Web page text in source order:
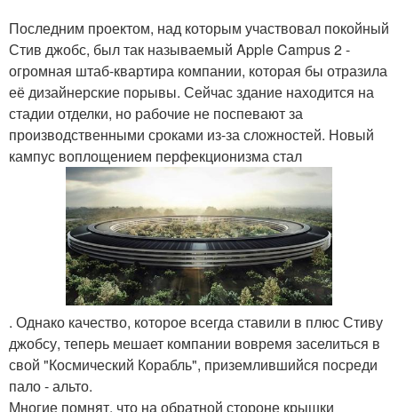
Последним проектом, над которым участвовал покойный
Стив джобс, был так называемый Apple Campus 2 -
огромная штаб-квартира компании, которая бы отразила
её дизайнерские порывы. Сейчас здание находится на
стадии отделки, но рабочие не поспевают за
производственными сроками из-за сложностей. Новый
кампус воплощением перфекционизма стал
. Однако качество, которое всегда ставили в плюс Стиву
джобсу, теперь мешает компании вовремя заселиться в
свой "Космический Корабль", приземлившийся посреди
пало - альто.
Многие помнят, что на обратной стороне крышки